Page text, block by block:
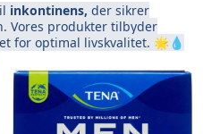
inkontinens, der sikrer
Vores produkter tilbyder
for optimal livskvalitet. 🌟💧